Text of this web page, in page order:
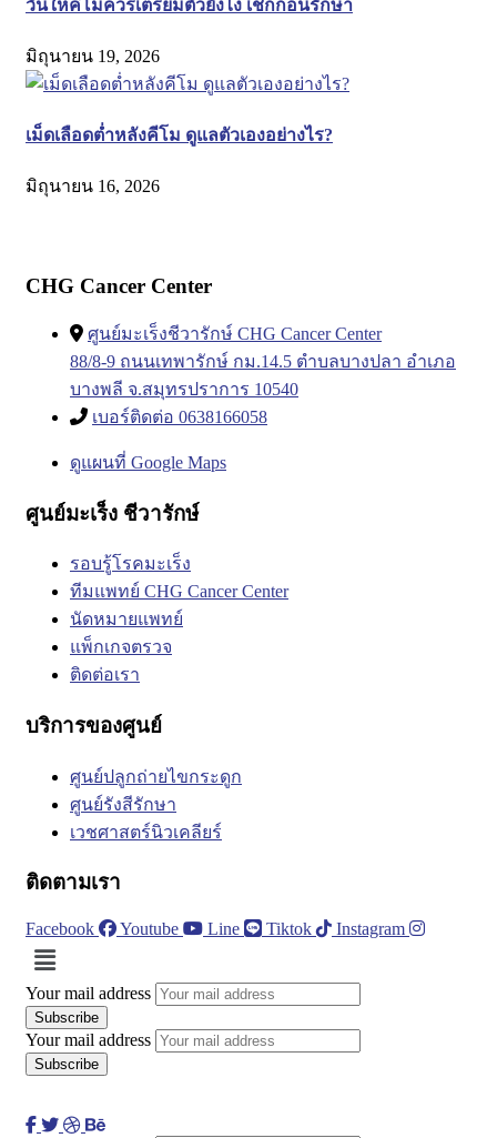
วันให้คีโมควรเตรียมตัวยังไง เช็กก่อนรักษา
มิถุนายน 19, 2026
เม็ดเลือดต่ำหลังคีโม ดูแลตัวเองอย่างไร?
มิถุนายน 16, 2026
CHG Cancer Center
ศูนย์มะเร็งชีวารักษ์ CHG Cancer Center
88/8-9 ถนนเทพารักษ์ กม.14.5 ตำบลบางปลา อำเภอ
บางพลี จ.สมุทรปราการ 10540
เบอร์ติดต่อ 0638166058
ดูแผนที่ Google Maps
ศูนย์มะเร็ง ชีวารักษ์
รอบรู้โรคมะเร็ง
ทีมแพทย์ CHG Cancer Center
นัดหมายแพทย์
แพ็กเกจตรวจ
ติดต่อเรา
บริการของศูนย์
ศูนย์ปลูกถ่ายไขกระดูก
ศูนย์รังสีรักษา
เวชศาสตร์นิวเคลียร์
ติดตามเรา
Facebook Youtube Line Tiktok Instagram
Menu
Your mail address
Your mail address